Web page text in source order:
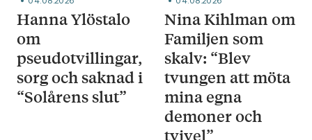
04.08.2026
Hanna Ylöstalo
om
pseudotvillingar,
sorg och saknad i
“Solårens slut”
04.08.2026
Nina Kihlman om
Familjen som
skalv: “Blev
tvungen att möta
mina egna
demoner och
tvivel”